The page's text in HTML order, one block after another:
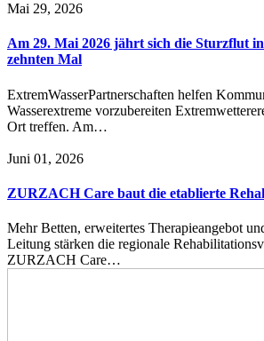
Mai 29, 2026
Am 29. Mai 2026 jährt sich die Sturzflut
zehnten Mal
ExtremWasserPartnerschaften helfen
Wasserextreme vorzubereiten
Ort treffen. Am…
Juni 01, 2026
ZURZACH Care baut die etablierte
Mehr Betten, erweitertes Therapieangebot
Leitung stärken die regionale
ZURZACH Care…